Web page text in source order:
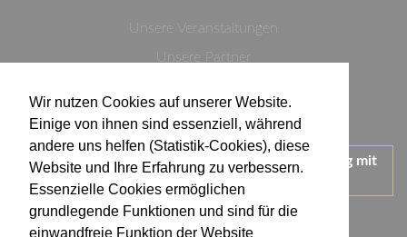
Wir nutzen Cookies auf unserer Website.
Einige von ihnen sind essenziell, während
andere uns helfen (Statistik-Cookies), diese
Website und Ihre Erfahrung zu verbessern.
Essenzielle Cookies ermöglichen
grundlegende Funktionen und sind für die
einwandfreie Funktion der Website
Unsere Veranstaltungen
Unsere Partner
Impressum
Wir treten für einen verantwortungsvollen Umgang mit
Alkohol ein.
KONTAKT